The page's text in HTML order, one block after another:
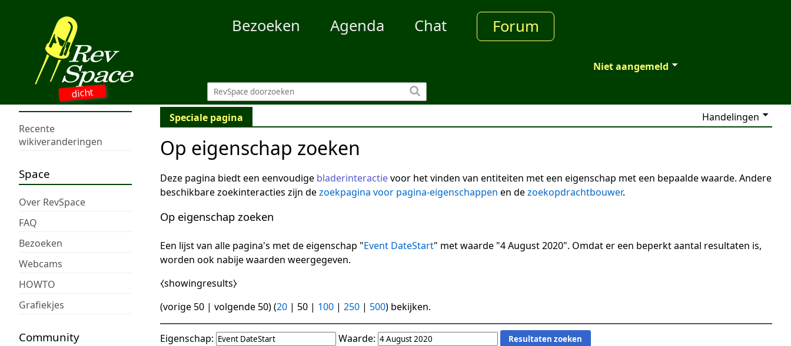
dicht
Bezoeken Agenda Chat Forum
Niet aangemeld
Recente
wikiveranderingen
Space
Over RevSpace
FAQ
Bezoeken
Webcams
HOWTO
Grafiekjes
Community
Speciale pagina Handelingen
Op eigenschap zoeken
Deze pagina biedt een eenvoudige bladerinteractievoor het vinden van entiteiten met een eigenschap met een bepaalde waarde. Andere
beschikbare zoekinteracties zijn dezoekpagina voor pagina-eigenschappen en dezoekopdrachtbouwer.
Op eigenschap zoeken
Een lijst van alle pagina's met de eigenschap "Event DateStart" met waarde "4 August 2020". Omdat er een beperkt aantal resultaten is,
worden ook nabije waarden weergegeven.
⧼showingresults⧽
(vorige 50 | volgende 50) (20 | 50 | 100 | 250 | 500) bekijken.
Eigenschap: Waarde: